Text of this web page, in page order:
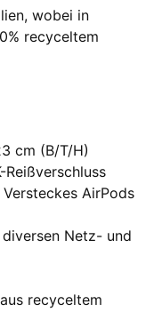
wobei in
recyceltem
cm (B/T/H)
AirPods
Netz- und
recyceltem